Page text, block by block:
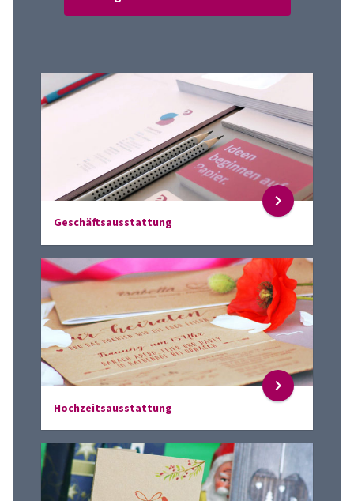
Geschäftsausstattung
Hochzeitsausstattung